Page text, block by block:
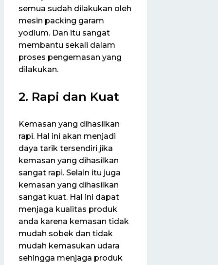
semua sudah dilakukan oleh
mesin packing garam
yodium. Dan itu sangat
membantu sekali dalam
proses pengemasan yang
dilakukan.
2. Rapi dan Kuat
Kemasan yang dihasilkan
rapi. Hal ini akan menjadi
daya tarik tersendiri jika
kemasan yang dihasilkan
sangat rapi. Selain itu juga
kemasan yang dihasilkan
sangat kuat. Hal ini dapat
menjaga kualitas produk
anda karena kemasan tidak
mudah sobek dan tidak
mudah kemasukan udara
sehingga menjaga produk